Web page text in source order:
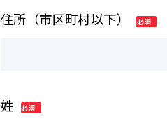
住所（市区町村以下）
姓